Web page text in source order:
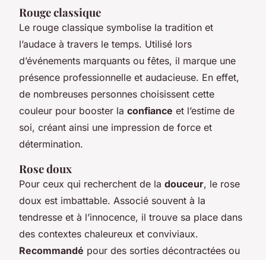
Rouge classique
Le rouge classique symbolise la tradition et
l’audace à travers le temps. Utilisé lors
d’événements marquants ou fêtes, il marque une
présence professionnelle et audacieuse. En effet,
de nombreuses personnes choisissent cette
couleur pour booster la confiance et l’estime de
soi, créant ainsi une impression de force et
détermination.
Rose doux
Pour ceux qui recherchent de la douceur, le rose
doux est imbattable. Associé souvent à la
tendresse et à l’innocence, il trouve sa place dans
des contextes chaleureux et conviviaux.
Recommandé pour des sorties décontractées ou